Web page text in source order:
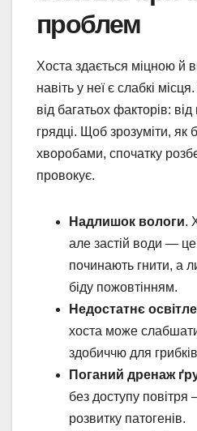
проблем
Хоста здається міцною й
навіть у неї є слабкі
від багатьох факторів:
грядці. Щоб зрозуміти, як
хворобами, спочатку
провокує.
Надлишок вологи.
але застій води — це
починають гнити, а
біду пожовтінням.
Недостатнє
хоста може
здобиччю для грибків
Поганий дренаж
без доступу
розвитку патогенів.